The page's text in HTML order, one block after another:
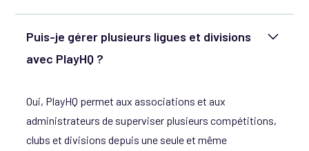
Puis-je gérer plusieurs ligues et divisions
avec PlayHQ ?
Oui, PlayHQ permet aux associations et aux
administrateurs de superviser plusieurs compétitions,
clubs et divisions depuis une seule et même